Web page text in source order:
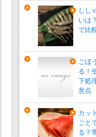
しし
いは
で比
ごぼ
る！
下処
意点
カッ
ごと
る？